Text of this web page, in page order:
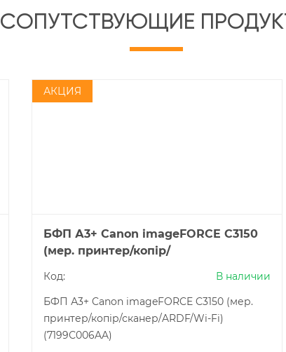
СОПУТСТВУЮЩИЕ
АКЦИЯ
БФП А3+ Canon imageFORCE C3150
(мер. принтер/копір/
Код:
В наличии
БФП А3+ Canon imageFORCE C3150 (мер.
принтер/копір/сканер/ARDF/Wi-Fi)
(7199С006AA)